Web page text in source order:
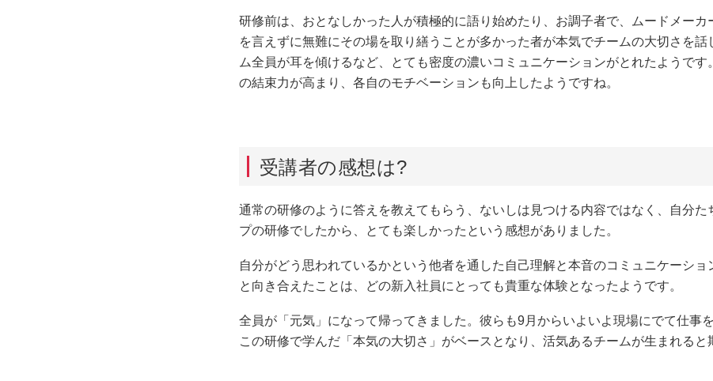
研修前は、おとなしかった人が積極的に語り始めたり、お調子者で、ムードメーカ
を言えずに無難にその場を取り繕うことが多かった者が本気でチームの大切さを話
ム全員が耳を傾けるなど、とても密度の濃いコミュニケーションがとれたようです
の結束力が高まり、各自のモチベーションも向上したようですね。
受講者の感想は?
通常の研修のように答えを教えてもらう、ないしは見つける内容ではなく、自分た
プの研修でしたから、とても楽しかったという感想がありました。
自分がどう思われているかという他者を通した自己理解と本音のコミュニケーショ
と向き合えたことは、どの新入社員にとっても貴重な体験となったようです。
全員が「元気」になって帰ってきました。彼らも9月からいよいよ現場にでて仕事
この研修で学んだ「本気の大切さ」がベースとなり、活気あるチームが生まれると